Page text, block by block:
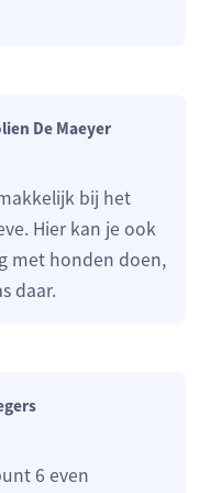
De Maeyer
bij het
Hier kan je ook
met honden doen,
daar.
6 even